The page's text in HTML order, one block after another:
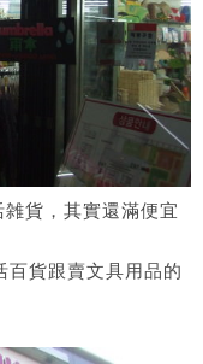
貨，其實還滿便宜
百貨跟賣文具用品的